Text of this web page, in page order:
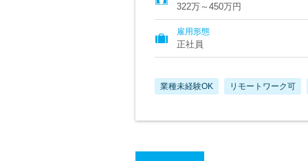
322万～450万円
雇用形態
正社員
業種未経験OK リモートワーク可